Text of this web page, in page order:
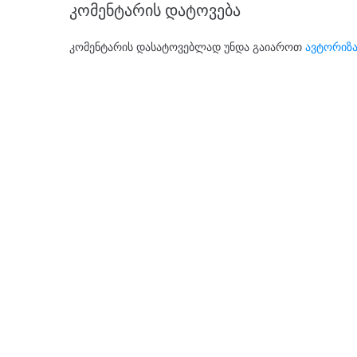
კომენტარის დატოვება
კომენტარის დასატოვებლად უნდა გაიაროთ